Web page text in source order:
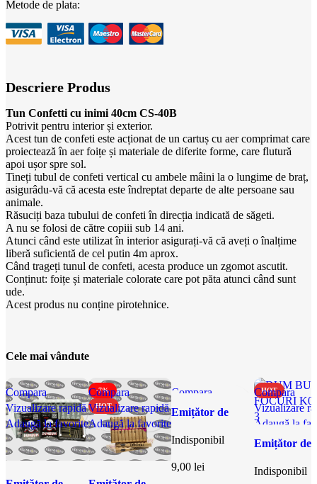
Metode de plata:
Descriere Produs
Tun Confetti cu inimi 40cm CS-40B
Potrivit pentru interior și exterior.
Acest tun de confeti este acționat de un cartuș cu aer comprimat care
proiectează în aer foițe și materiale de diferite forme, care flutură
apoi ușor spre sol.
Tineți tubul de confeti vertical cu ambele mâini la o lungime de braț,
asigurâdu-vă că acesta este îndreptat departe de alte persoane sau
animale.
Răsuciți baza tubului de confeti în direcția indicată de săgeti.
A nu se folosi de către copiii sub 14 ani.
Atunci când este utilizat în interior asigurați-vă că aveți o înalțime
liberă suficientă de cel putin 4m aprox.
Când trageți tunul de confeti, acesta produce un zgomot ascutit.
Conținut: foițe și materiale colorate care pot păta atunci când sunt
ude.
Acest produs nu conține pirotehnice.
Cele mai vândute
Compara
Vizualizare rapidă
Adaugă la favorite
-7%
HOT
Compara
Vizualizare rapidă
Adaugă la favorite
Compara
Vizualizare rapidă
Emițător de
Flash Vampire
Indisponibil
9,00 lei
HOT
Compara
Vizualizare
Adaugă la
Emițător de
DUM BUM
Indisponibil